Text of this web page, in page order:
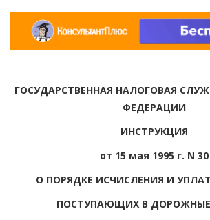
ГОСУДАРСТВЕННАЯ НАЛОГОВАЯ
ФЕДЕРАЦИИ
ИНСТРУКЦИЯ
от 15 мая 1995 г. N 30
О ПОРЯДКЕ ИСЧИСЛЕНИЯ И
ПОСТУПАЮЩИХ В